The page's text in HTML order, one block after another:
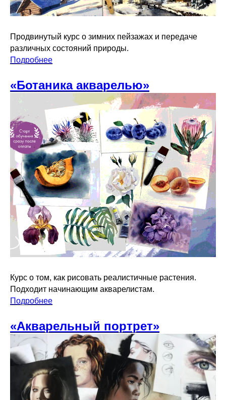
Продвинутый курс о зимних пейзажах и передаче
различных состояний природы.
Подробнее
«Ботаника акварелью»
Курс о том, как рисовать реалистичные растения.
Подходит начинающим акварелистам.
Подробнее
«Акварельный портрет»